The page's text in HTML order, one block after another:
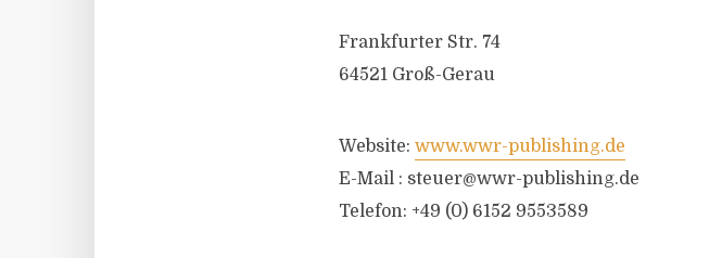
Frankfurter Str. 74
64521 Groß-Gerau
Website: www.wwr-publishing.de
E-Mail : steuer@wwr-publishing.de
Telefon: +49 (0) 6152 9553589